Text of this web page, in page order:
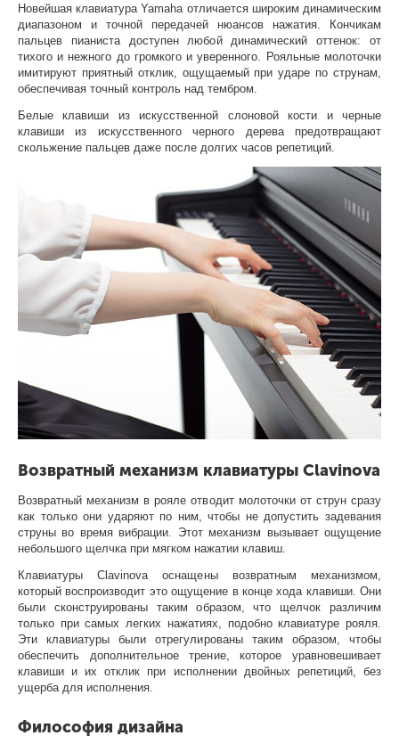
Новейшая клавиатура Yamaha отличается широким динамическим
диапазоном и точной передачей нюансов нажатия. Кончикам
пальцев пианиста доступен любой динамический оттенок: от
тихого и нежного до громкого и уверенного. Рояльные молоточки
имитируют приятный отклик, ощущаемый при ударе по струнам,
обеспечивая точный контроль над тембром.
Белые клавиши из искусственной слоновой кости и черные
клавиши из искусственного черного дерева предотвращают
скольжение пальцев даже после долгих часов репетиций.
Возвратный механизм клавиатуры Clavinova
Возвратный механизм в рояле отводит молоточки от струн сразу
как только они ударяют по ним, чтобы не допустить задевания
струны во время вибрации. Этот механизм вызывает ощущение
небольшого щелчка при мягком нажатии клавиш.
Клавиатуры Clavinova оснащены возвратным механизмом,
который воспроизводит это ощущение в конце хода клавиши. Они
были сконструированы таким образом, что щелчок различим
только при самых легких нажатиях, подобно клавиатуре рояля.
Эти клавиатуры были отрегулированы таким образом, чтобы
обеспечить дополнительное трение, которое уравновешивает
клавиши и их отклик при исполнении двойных репетиций, без
ущерба для исполнения.
Философия дизайна